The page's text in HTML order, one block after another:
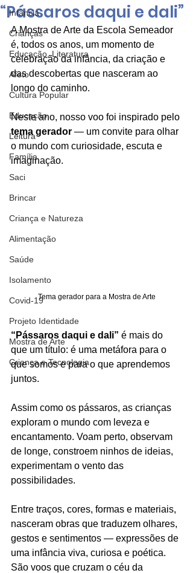
Infância
Crianças
Educação, Literatura
Afeto
Cultura Popular
Educação
Leitura
Família
Saci
Brincar
Criança e Natureza
Alimentação
Saúde
Isolamento
Covid-19
Projeto Identidade
Mostra de Arte
Criança e Tecnologia
“Pássaros daqui e dali”
A Mostra de Arte da Escola Semeador
é, todos os anos, um momento de
celebração da infância, da criação e
das descobertas que nasceram ao
longo do caminho.
Neste ano, nosso voo foi inspirado pelo
tema gerador — um convite para olhar
o mundo com curiosidade, escuta e
imaginação.
Tema gerador para a Mostra de Arte
“Pássaros daqui e dali” é mais do
que um título: é uma metáfora para o
que somos e para o que aprendemos
juntos.
Assim como os pássaros, as crianças
exploram o mundo com leveza e
encantamento. Voam perto, observam
de longe, constroem ninhos de ideias,
experimentam o vento das
possibilidades.
Entre traços, cores, formas e materiais,
nasceram obras que traduzem olhares,
gestos e sentimentos — expressões de
uma infância viva, curiosa e poética.
São voos que cruzam o céu da